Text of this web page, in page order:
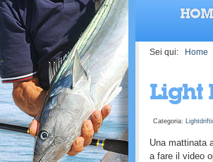
Sei qui: Home
Light
Categoria:
Una mattinata
a fare il video